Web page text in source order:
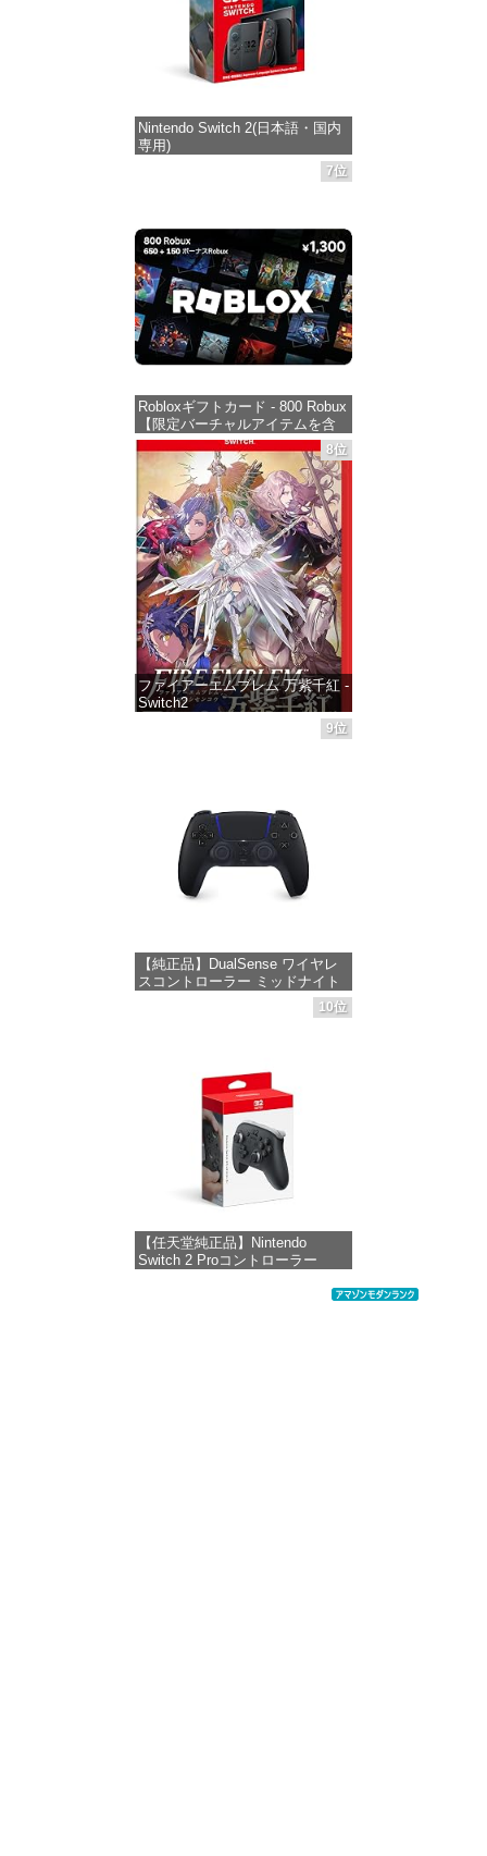
Nintendo Switch 2(日本語・国内
専用)
価格：¥55,491
7位
Robloxギフトカード - 800 Robux
【限定バーチャルアイテムを含
む】 【オンラインゲームコー
ド】 ロブロックス | オンライン
コード版
価格：¥1,300
8位
ファイアーエムブレム 万紫千紅 -
Switch2
価格：¥8,979
9位
【純正品】DualSense ワイヤレ
スコントローラー ミッドナイト
10位
【任天堂純正品】Nintendo
Switch 2 Proコントローラー
価格：¥9,980